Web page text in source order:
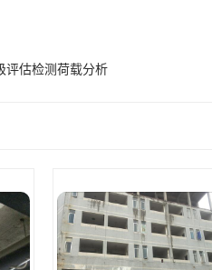
评估检测荷载分析